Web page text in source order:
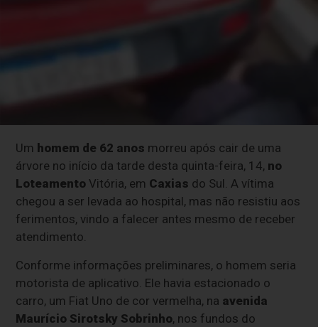
Um homem de 62 anos morreu após cair de uma
árvore no início da tarde desta quinta-feira, 14, no
Loteamento Vitória, em Caxias do Sul. A vítima
chegou a ser levada ao hospital, mas não resistiu aos
ferimentos, vindo a falecer antes mesmo de receber
atendimento.
Conforme informações preliminares, o homem seria
motorista de aplicativo. Ele havia estacionado o
carro, um Fiat Uno de cor vermelha, na avenida
Maurício Sirotsky Sobrinho, nos fundos do